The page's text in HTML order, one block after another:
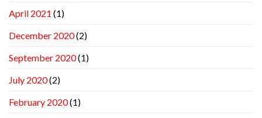
April 2021 (1)
December 2020(2)
September 2020(1)
July 2020(2)
February 2020(1)